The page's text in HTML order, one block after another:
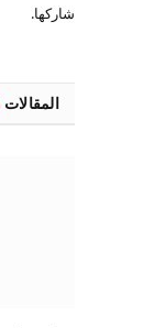
شاركها.
المقالات